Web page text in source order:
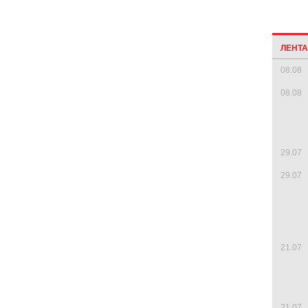
08.08
08.08
29.07
29.07
21.07